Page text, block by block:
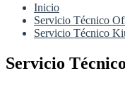
Inicio
Servicio Técnico
Servicio Técnico
Servicio